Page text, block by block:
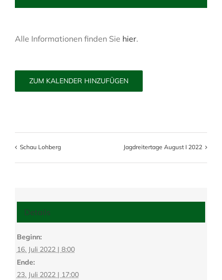
Alle Informationen finden Sie hier.
ZUM KALENDER HINZUFÜGEN
Schau Lohberg Jagdreitertage August I 2022
Details
Beginn:
16. Juli 2022 | 8:00
Ende:
23. Juli 2022 | 17:00